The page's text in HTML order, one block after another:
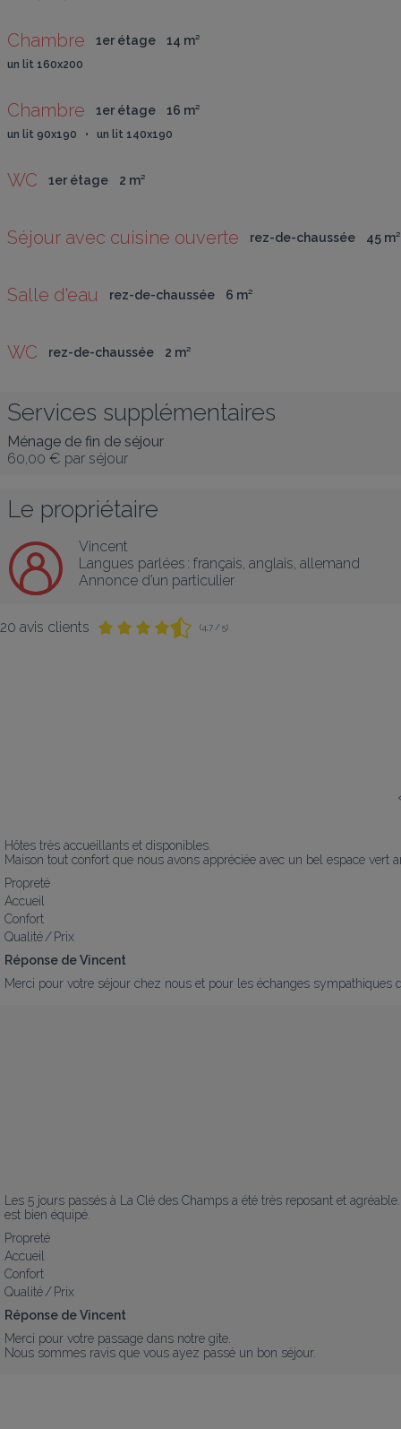
Chambre 1er étage 14 m²
un lit 160x200
Chambre 1er étage 16 m²
un lit 90x190   •   un lit 140x190
WC 1er étage 2 m²
Séjour avec cuisine ouverte rez-de-chaussée 45 m²
Salle d'eau rez-de-chaussée 6 m²
WC rez-de-chaussée 2 m²
Services supplémentaires
Ménage de fin de séjour
60,00 € par séjour
Le propriétaire
Vincent
Langues parlées : français, anglais, allemand
Annonce d’un particulier
20 avis clients (4,7 / 5)
Hôtes très accueillants et disponibles.
Maison tout confort que nous avons appréciée avec un bel espace
Propreté
Accueil
Confort
Qualité / Prix
Réponse de Vincent
Merci pour votre séjour chez nous et pour les échanges sympathiques
Les 5 jours passés à La Clé des Champs a été très reposant et
est bien équipé.
Propreté
Accueil
Confort
Qualité / Prix
Réponse de Vincent
Merci pour votre passage dans notre gite.
Nous sommes ravis que vous ayez passé un bon séjour.